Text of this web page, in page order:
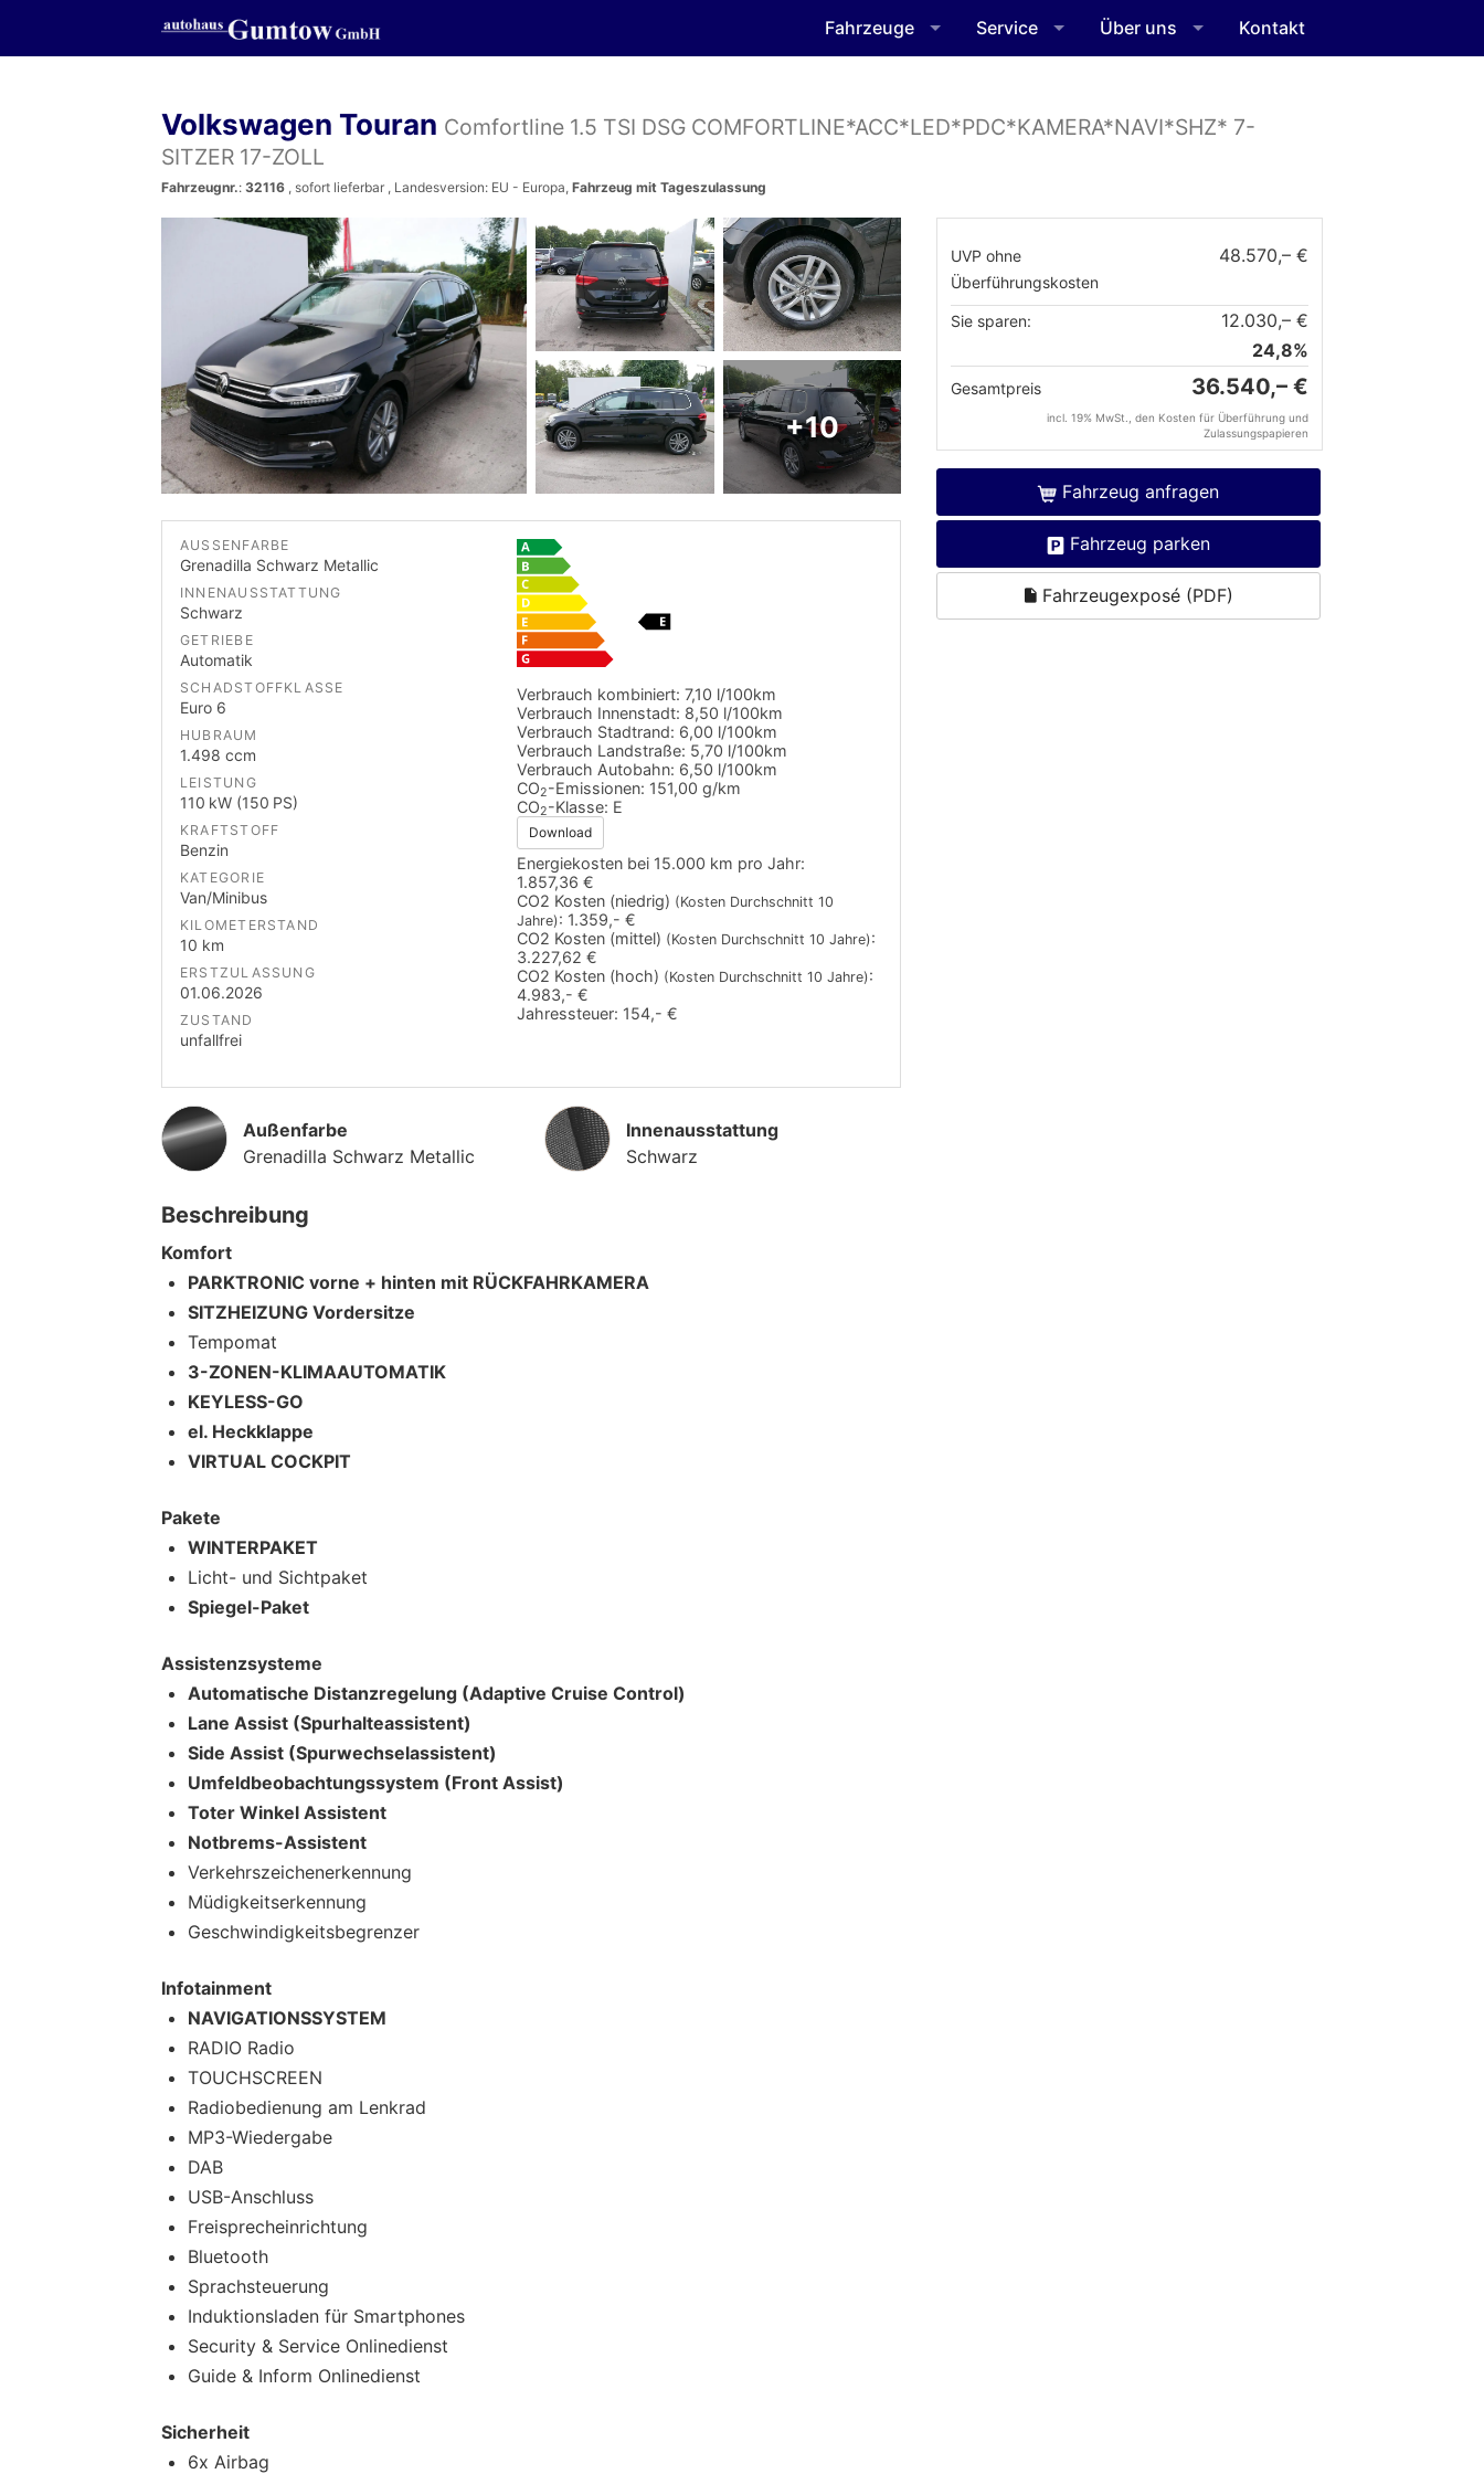
Fahrzeuge Service Über uns Kontakt
Volkswagen Touran Comfortline 1.5 TSI DSG COMFORTLINE*ACC*LED*PDC*KAMERA*NAVI*SHZ* 7-
SITZER 17-ZOLL
Fahrzeugnr.: 32116 , sofort lieferbar , Landesversion: EU - Europa, Fahrzeug mit Tageszulassung
UVP ohne
Überführungskosten
48.570,– €
Sie sparen:
12.030,– €
24,8%
Gesamtpreis 36.540,– €
incl. 19% MwSt., den Kosten für Überführung und
Zulassungspapieren
Fahrzeug anfragen
Fahrzeug parken
Fahrzeugexposé (PDF)
+10
AUSSENFARBE
Grenadilla Schwarz Metallic
INNENAUSSTATTUNG
Schwarz
GETRIEBE
Automatik
SCHADSTOFFKLASSE
Euro 6
HUBRAUM
1.498 ccm
LEISTUNG
110 kW (150 PS)
KRAFTSTOFF
Benzin
KATEGORIE
Van/Minibus
KILOMETERSTAND
10 km
ERSTZULASSUNG
01.06.2026
ZUSTAND
unfallfrei
Verbrauch kombiniert: 7,10 l/100km
Verbrauch Innenstadt: 8,50 l/100km
Verbrauch Stadtrand: 6,00 l/100km
Verbrauch Landstraße: 5,70 l/100km
Verbrauch Autobahn: 6,50 l/100km
CO2-Emissionen: 151,00 g/km
CO2-Klasse: E
Download
Energiekosten bei 15.000 km pro Jahr:
1.857,36 €
CO2 Kosten (niedrig) (Kosten Durchschnitt 10
Jahre): 1.359,- €
CO2 Kosten (mittel) (Kosten Durchschnitt 10 Jahre):
3.227,62 €
CO2 Kosten (hoch) (Kosten Durchschnitt 10 Jahre):
4.983,- €
Jahressteuer: 154,- €
Außenfarbe
Grenadilla Schwarz Metallic
InnenausstattungInnenausstattung
Schwarz
Beschreibung
Komfort
PARKTRONIC vorne + hinten mit RÜCKFAHRKAMERA
SITZHEIZUNG Vordersitze
Tempomat
3-ZONEN-KLIMAAUTOMATIK
KEYLESS-GO
el. Heckklappe
VIRTUAL COCKPIT
Pakete
WINTERPAKET
Licht- und Sichtpaket
Spiegel-Paket
Assistenzsysteme
Automatische Distanzregelung (Adaptive Cruise Control)
Lane Assist (Spurhalteassistent)
Side Assist (Spurwechselassistent)
Umfeldbeobachtungssystem (Front Assist)
Toter Winkel Assistent
Notbrems-Assistent
Verkehrszeichenerkennung
Müdigkeitserkennung
Geschwindigkeitsbegrenzer
Infotainment
NAVIGATIONSSYSTEM
RADIO Radio
TOUCHSCREEN
Radiobedienung am Lenkrad
MP3-Wiedergabe
DAB
USB-Anschluss
Freisprecheinrichtung
Bluetooth
Sprachsteuerung
Induktionsladen für Smartphones
Security & Service Onlinedienst
Guide & Inform Onlinedienst
Sicherheit
6x Airbag